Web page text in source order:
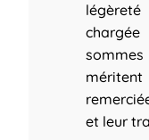
et leur